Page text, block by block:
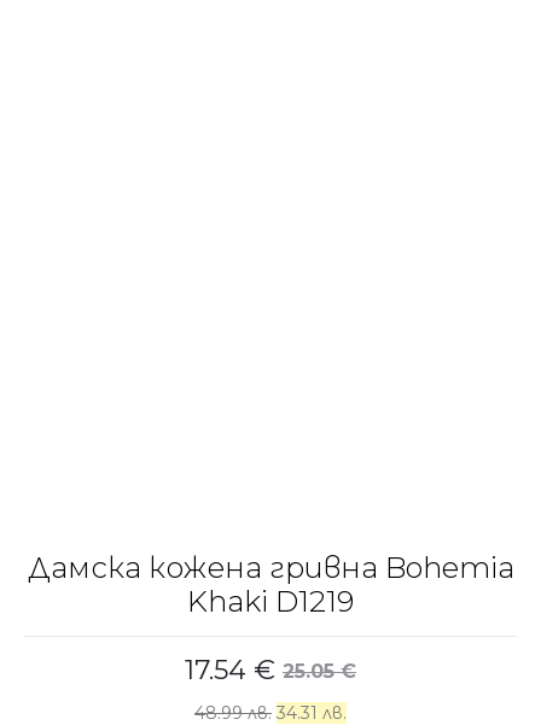
Дамска кожена гривна Bohemia
Khaki D1219
25.05€
17.54 €
48.99 лв. 34.31 лв.